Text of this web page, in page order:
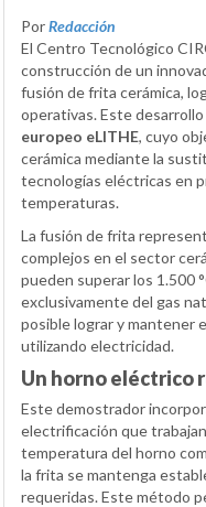
PorRedacción
El Centro Tecnológico
construcción de un
fusión de frita cerámica,
operativas. Este
europeo eLITHE, cuyo
cerámica mediante la
tecnologías eléctricas en
temperaturas.
La fusión de frita
complejos en el sector
pueden superar los 1.500
exclusivamente del gas
posible lograr y mantener
utilizando electricidad.
Un horno eléctrico
Este demostrador
electrificación que
temperatura del horno
la frita se mantenga
requeridas. Este método